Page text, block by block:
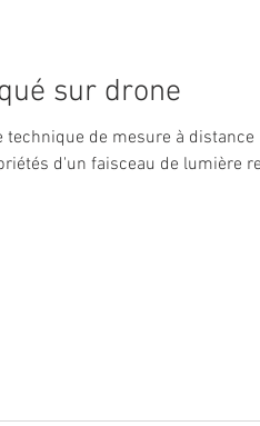
sur drone
d'un faisceau de lumière